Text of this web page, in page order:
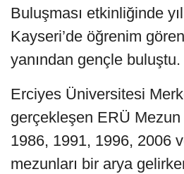
Buluşması etkinliğinde
Kayseri’de öğrenim
yanından gençle buluştu.
Erciyes Üniversitesi
gerçekleşen ERÜ Mezun
1986, 1991, 1996, 2006
mezunları bir arya